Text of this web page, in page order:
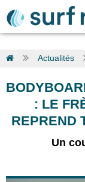
Actualités
: LE
REPREND
Un